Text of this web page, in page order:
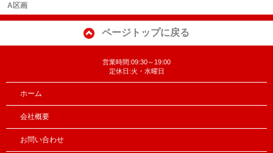
A区画
ページトップに戻る
営業時間:09:30～19:00
定休日:火・水曜日
ホーム
会社概要
お問い合わせ